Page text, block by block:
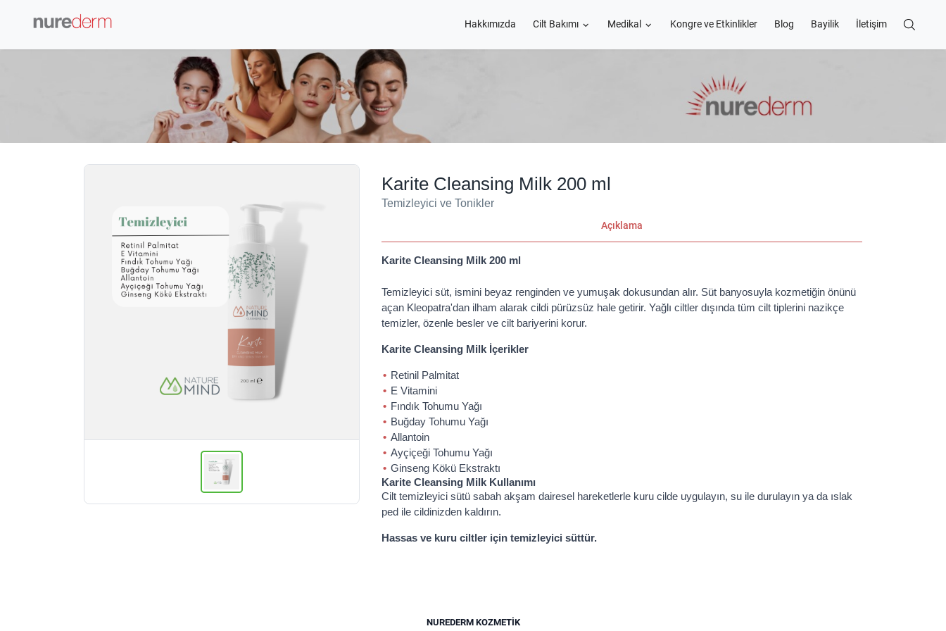
Hakkımızda Cilt Bakımı Medikal Kongre ve Etkinlikler Blog Bayilik İletişim
Karite Cleansing Milk 200 ml
Temizleyici ve Tonikler
Açıklama
Karite Cleansing Milk 200 ml
Temizleyici süt, ismini beyaz renginden ve yumuşak dokusundan alır. Süt banyosuyla kozmetiğin önünü
açan Kleopatra'dan ilham alarak cildi pürüzsüz hale getirir. Yağlı ciltler dışında tüm cilt tiplerini nazikçe
temizler, özenle besler ve cilt bariyerini korur.
Karite Cleansing Milk İçerikler
Retinil Palmitat
E Vitamini
Fındık Tohumu Yağı
Buğday Tohumu Yağı
Allantoin
Ayçiçeği Tohumu Yağı
Ginseng Kökü Ekstraktı
Karite Cleansing Milk Kullanımı
Cilt temizleyici sütü sabah akşam dairesel hareketlerle kuru cilde uygulayın, su ile durulayın ya da ıslak
ped ile cildinizden kaldırın.
Hassas ve kuru ciltler için temizleyici süttür.
NUREDERM KOZMETIK